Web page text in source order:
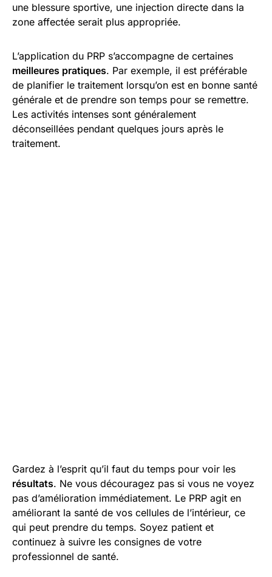
une blessure sportive, une injection directe dans la
zone affectée serait plus appropriée.
L’application du PRP s’accompagne de certaines
meilleures pratiques. Par exemple, il est préférable
de planifier le traitement lorsqu’on est en bonne santé
générale et de prendre son temps pour se remettre.
Les activités intenses sont généralement
déconseillées pendant quelques jours après le
traitement.
Gardez à l’esprit qu’il faut du temps pour voir les
résultats. Ne vous découragez pas si vous ne voyez
pas d’amélioration immédiatement. Le PRP agit en
améliorant la santé de vos cellules de l’intérieur, ce
qui peut prendre du temps. Soyez patient et
continuez à suivre les consignes de votre
professionnel de santé.